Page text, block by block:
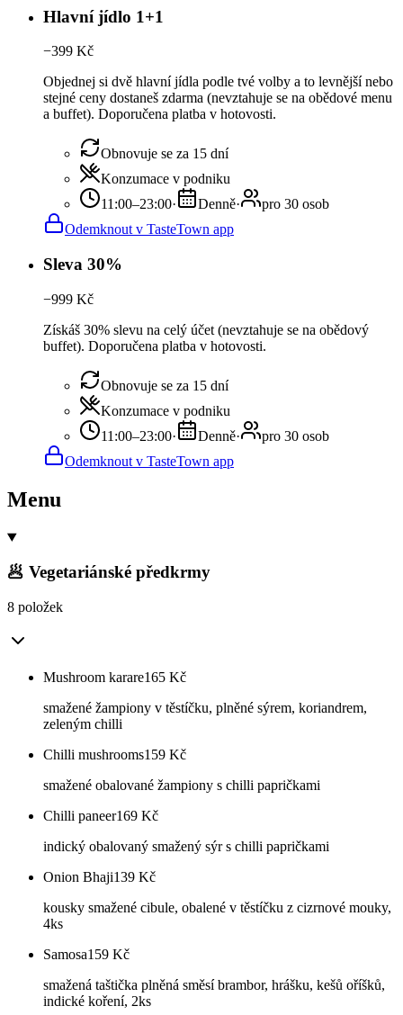
Hlavní jídlo 1+1
−399 Kč
Objednej si dvě hlavní jídla podle tvé volby a to levnější nebo
stejné ceny dostaneš zdarma (nevztahuje se na obědové menu
a buffet). Doporučena platba v hotovosti.
Obnovuje se za 15 dní
Konzumace v podniku
11:00–23:00· Denně·
pro 30 osob
Odemknout v TasteTown app
Sleva 30%
−999 Kč
Získáš 30% slevu na celý účet (nevztahuje se na obědový
buffet). Doporučena platba v hotovosti.
Obnovuje se za 15 dní
Konzumace v podniku
11:00–23:00· Denně·
pro 30 osob
Odemknout v TasteTown app
Menu
🥟 Vegetariánské předkrmy
8 položek
Mushroom karare165 Kč
smažené žampiony v těstíčku, plněné sýrem, koriandrem,
zeleným chilli
Chilli mushrooms159 Kč
smažené obalované žampiony s chilli papričkami
Chilli paneer169 Kč
indický obalovaný smažený sýr s chilli papričkami
Onion Bhaji139 Kč
kousky smažené cibule, obalené v těstíčku z cizrnové mouky,
4ks
Samosa159 Kč
smažená taštička plněná směsí brambor, hrášku, kešů oříšků,
indické koření, 2ks